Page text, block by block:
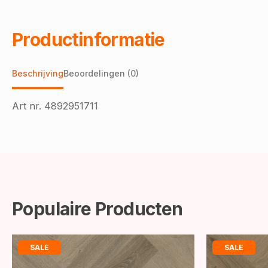
Productinformatie
BeschrijvingBeoordelingen (0)
Art nr. 4892951711
Populaire Producten
SALE SALE